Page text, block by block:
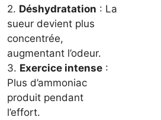
2. Déshydratation : La
sueur devient plus
concentrée,
augmentant l’odeur.
3. Exercice intense :
Plus d’ammoniac
produit pendant
l’effort.